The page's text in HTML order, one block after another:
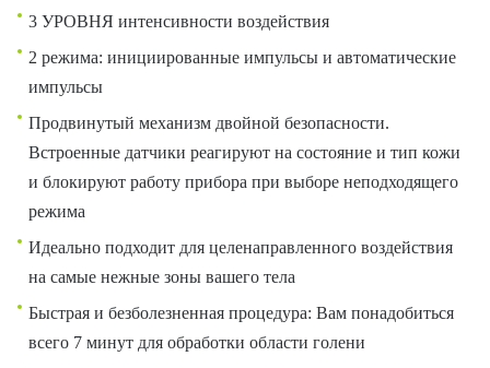
3 УРОВНЯ интенсивности воздействия
2 режима: инициированные импульсы и автоматические
импульсы
Продвинутый механизм двойной безопасности.
Встроенные датчики реагируют на состояние и тип кожи
и блокируют работу прибора при выборе неподходящего
режима
Идеально подходит для целенаправленного воздействия
на самые нежные зоны вашего тела
Быстрая и безболезненная процедура: Вам понадобиться
всего 7 минут для обработки области голени